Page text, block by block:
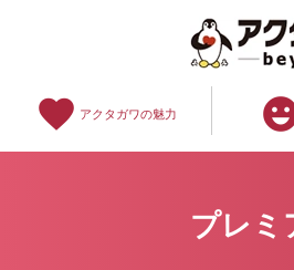
favorite アクタガワの魅力
プレミ